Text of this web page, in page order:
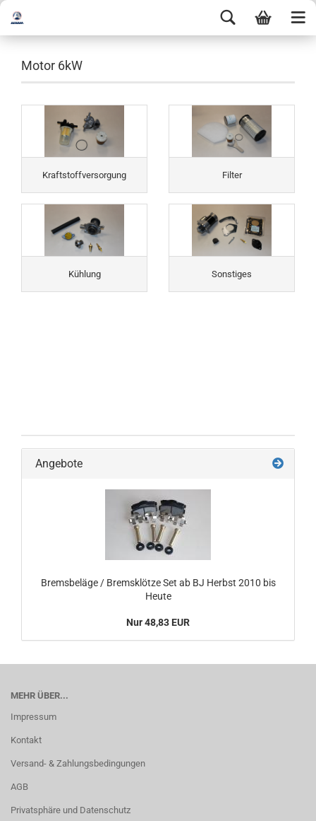
Motor 6kW
Kraftstoffversorgung Filter
Kühlung Sonstiges
Angebote
Bremsbeläge / Bremsklötze Set ab BJ Herbst 2010 bis
Heute
Nur 48,83 EUR
MEHR ÜBER...
Impressum
Kontakt
Versand- & Zahlungsbedingungen
AGB
Privatsphäre und Datenschutz